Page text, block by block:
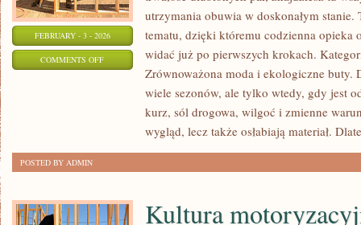
FEBRUARY - 3 - 2026
COMMENTS OFFON
OBUWNICZE
utrzymania obuwia w doskonałym stanie.
tematu, dzięki któremu codzienna opieka
widać już po pierwszych krokach.
Zrównoważona moda i ekologiczne buty.
wiele sezonów, ale tylko wtedy, gdy jest
kurz, sól drogowa, wilgoć i zmienne
wygląd, lecz także osłabiają materiał.
POSTED BY ADMIN
Kultura